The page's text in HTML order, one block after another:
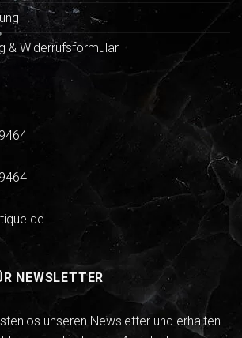
& Widerrufsformular
NEWSLETTER
unseren Newsletter und erhalten